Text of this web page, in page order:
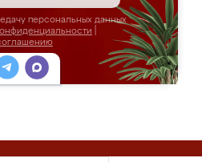
персональных данных